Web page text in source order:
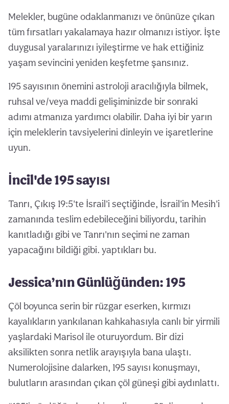
Melekler, bugüne odaklanmanızı ve önünüze çıkan
tüm fırsatları yakalamaya hazır olmanızı istiyor. İşte
duygusal yaralarınızı iyileştirme ve hak ettiğiniz
yaşam sevincini yeniden keşfetme şansınız.
195 sayısının önemini astroloji aracılığıyla bilmek,
ruhsal ve/veya maddi gelişiminizde bir sonraki
adımı atmanıza yardımcı olabilir. Daha iyi bir yarın
için meleklerin tavsiyelerini dinleyin ve işaretlerine
uyun.
İncil'de 195 sayısı
Tanrı, Çıkış 19:5'te İsrail'i seçtiğinde, İsrail'in Mesih'i
zamanında teslim edebileceğini biliyordu, tarihin
kanıtladığı gibi ve Tanrı'nın seçimi ne zaman
yapacağını bildiği gibi. yaptıkları bu.
Jessica’nın Günlüğünden: 195
Çöl boyunca serin bir rüzgar eserken, kırmızı
kayalıkların yankılanan kahkahasıyla canlı bir yirmili
yaşlardaki Marisol ile oturuyordum. Bir dizi
aksilikten sonra netlik arayışıyla bana ulaştı.
Numerolojisine dalarken, 195 sayısı konuşmayı,
bulutların arasından çıkan çöl güneşi gibi aydınlattı.